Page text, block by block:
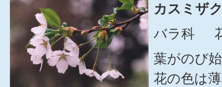
カスミザ
バラ科 花
葉がのび
花の色は